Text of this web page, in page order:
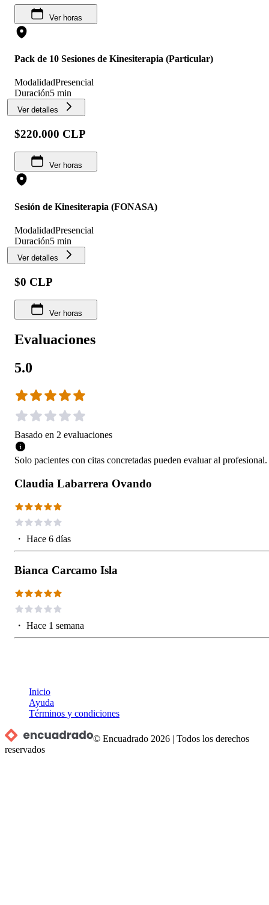
Ver horas
Pack de 10 Sesiones de Kinesiterapia (Particular)
ModalidadPresencial
Duración5 min
Ver detalles
$220.000 CLP
Ver horas
Sesión de Kinesiterapia (FONASA)
ModalidadPresencial
Duración5 min
Ver detalles
$0 CLP
Ver horas
Evaluaciones
5.0
Basado en 2 evaluaciones
Solo pacientes con citas concretadas pueden evaluar al profesional.
Claudia Labarrera Ovando
・ Hace 6 días
Bianca Carcamo Isla
・ Hace 1 semana
Inicio
Ayuda
Términos y condiciones
© Encuadrado 2026 |Todos los derechos
reservados